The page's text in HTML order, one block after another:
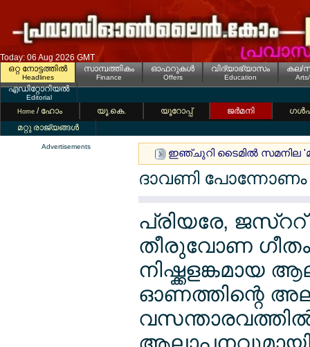
Today: 06 Aug 2026 GMT
ഒറ്റ നോട്ടത്തില്‍
Headlines
സാമ്പത്തികം
Finance
ഓഫറുകള്‍
Offers
വിദ്യാഭ്യാസം
Education
കല/
എഡിറ്റോറിയല്‍
Editorial
Home / ഹോം യൂ.കെ. യൂറോപ്പ് ജര്‍മനി
മറ്റു രാജ്യങ്ങള്‍
Advertisements
ഇഞ്ചുറി ടൈമില്‍ സമനില
ദാവണി
പ്രിയരേ,
തീരുവോണ
ഓണത്തിന്റെ